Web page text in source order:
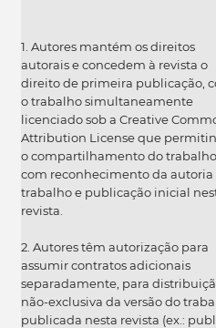
1. Autores mantém os direitos
autorais e concedem à revista o
direito de primeira publicação,
o trabalho simultaneamente
licenciado sob a Creative
Attribution License que
o compartilhamento do trabalho
com reconhecimento da autoria
trabalho e publicação inicial
revista.
2. Autores têm autorização para
assumir contratos adicionais
separadamente, para
não-exclusiva da versão do
publicada nesta revista (ex.: